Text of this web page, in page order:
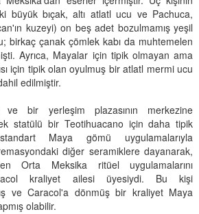
iki büyük bıçak, altı atlatl ucu ve Pachuca,
kuzeyi) on beş adet bozulmamış yeşil
birkaç çanak çömlek kabı da muhtemelen
Ayrıca, Mayalar için tipik olmayan ama
için tipik olan oyulmuş bir atlatl mermi ucu
edilmiştir.
ve bir yerleşim plazasının merkezine
statülü bir Teotihuacano için daha tipik
Maya gömü uygulamalarıyla
diğer seramiklere dayanarak,
Orta Meksika ritüel uygulamalarını
kraliyet ailesi üyesiydi. Bu kişi
ve Caracol'a dönmüş bir kraliyet Maya
olabilir.